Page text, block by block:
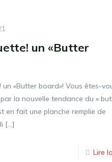
un «Butter
«Butter board»! Vous êtes-
la nouvelle tendance du «
en fait une planche remplie de
[…]
Lire